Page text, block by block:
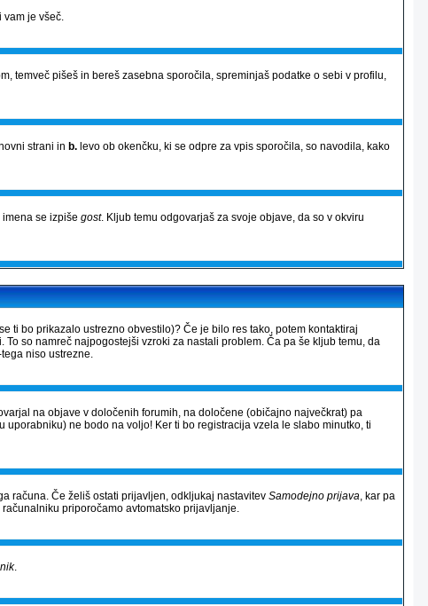
vam je všeč.
temveč pišeš in bereš zasebna sporočila, spreminjaš podatke o sebi v profilu,
strani in b. levo ob okenčku, ki se odpre za vpis sporočila, so navodila, kako
imena se izpiše gost. Kljub temu odgovarjaš za svoje objave, da so v okviru
ti bo prikazalo ustrezno obvestilo)? Če je bilo res tako, potem kontaktiraj
so namreč najpogostejši vzroki za nastali problem. Ča pa še kljub temu, da
niso ustrezne.
na objave v določenih forumih, na določene (običajno največkrat) pa
ne bodo na voljo! Ker ti bo registracija vzela le slabo minutko, ti
računa. Če želiš ostati prijavljen, odkljukaj nastavitev Samodejno prijava, kar pa
priporočamo avtomatsko prijavljanje.
.